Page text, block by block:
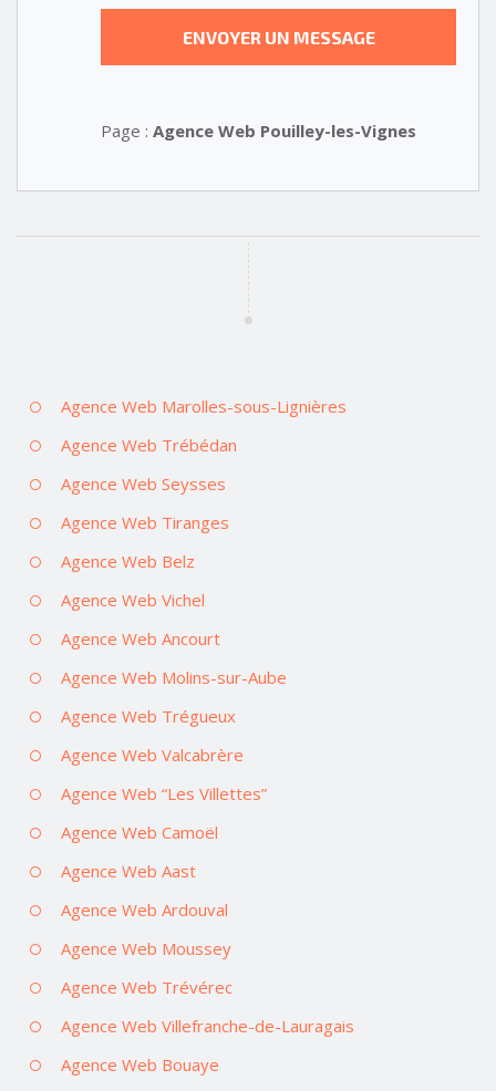
Page : Agence Web Pouilley-les-Vignes
Agence Web Marolles-sous-Lignières
Agence Web Trébédan
Agence Web Seysses
Agence Web Tiranges
Agence Web Belz
Agence Web Vichel
Agence Web Ancourt
Agence Web Molins-sur-Aube
Agence Web Trégueux
Agence Web Valcabrère
Agence Web “Les Villettes”
Agence Web Camoël
Agence Web Aast
Agence Web Ardouval
Agence Web Moussey
Agence Web Trévérec
Agence Web Villefranche-de-Lauragais
Agence Web Bouaye